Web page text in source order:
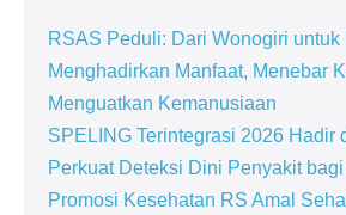
RSAS Peduli: Dari Wonogiri untuk
Menghadirkan Manfaat, Menebar
Menguatkan Kemanusiaan
SPELING Terintegrasi 2026 Hadir
Perkuat Deteksi Dini Penyakit
Promosi Kesehatan RS Amal